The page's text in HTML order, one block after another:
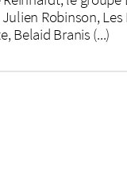
Robinson,
Belaid Branis (...)